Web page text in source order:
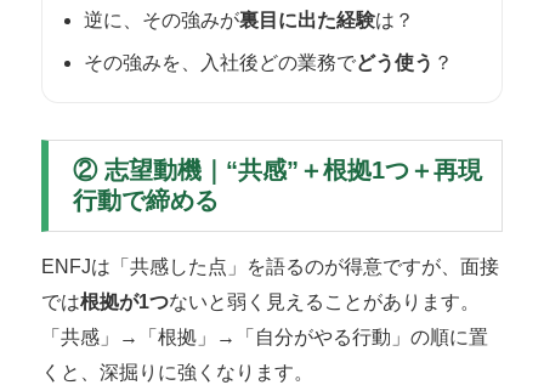
逆に、その強みが裏目に出た経験は？
その強みを、入社後どの業務でどう使う ？
② 志望動機｜“共感”＋根拠1つ＋再現
行動で締める
ENFJは「共感した点」を語るのが得意ですが、面接
では根拠が1つないと弱く見えることがあります。
「共感」→「根拠」→「自分がやる行動」の順に置
くと、深掘りに強くなります。